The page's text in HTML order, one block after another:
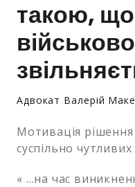
такою, що
Адвокат Валерій
Мотивація рішення
суспільно
« …на час